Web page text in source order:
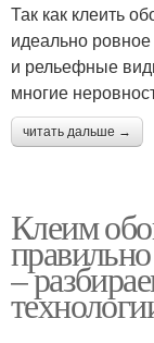
Так как клеить
идеально
и рельефные
многие
читать дальше →
Клеим
–